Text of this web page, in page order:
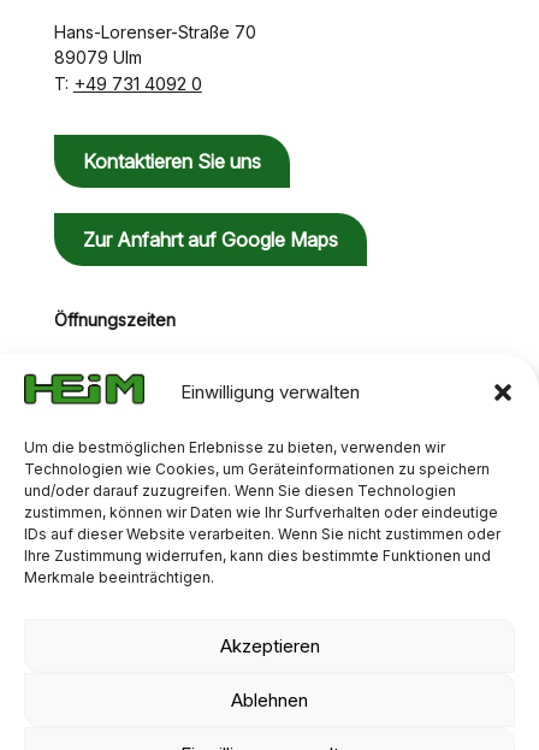
Einwilligung verwalten
Um die bestmöglichen Erlebnisse zu bieten, verwenden wir
Technologien wie Cookies, um Geräteinformationen zu speichern
und/oder darauf zuzugreifen. Wenn Sie diesen Technologien
zustimmen, können wir Daten wie Ihr Surfverhalten oder eindeutige
IDs auf dieser Website verarbeiten. Wenn Sie nicht zustimmen oder
Ihre Zustimmung widerrufen, kann dies bestimmte Funktionen und
Merkmale beeinträchtigen.
Akzeptieren
Ablehnen
Hans-Lorenser-Straße 70
89079 Ulm
T: +49 731 4092 0
Kontaktieren Sie uns
Zur Anfahrt auf Google Maps
Öffnungszeiten
Fr: 07:00 Uhr - 17:00 Uhr
IMPRESSUM DATENSCHUTZ